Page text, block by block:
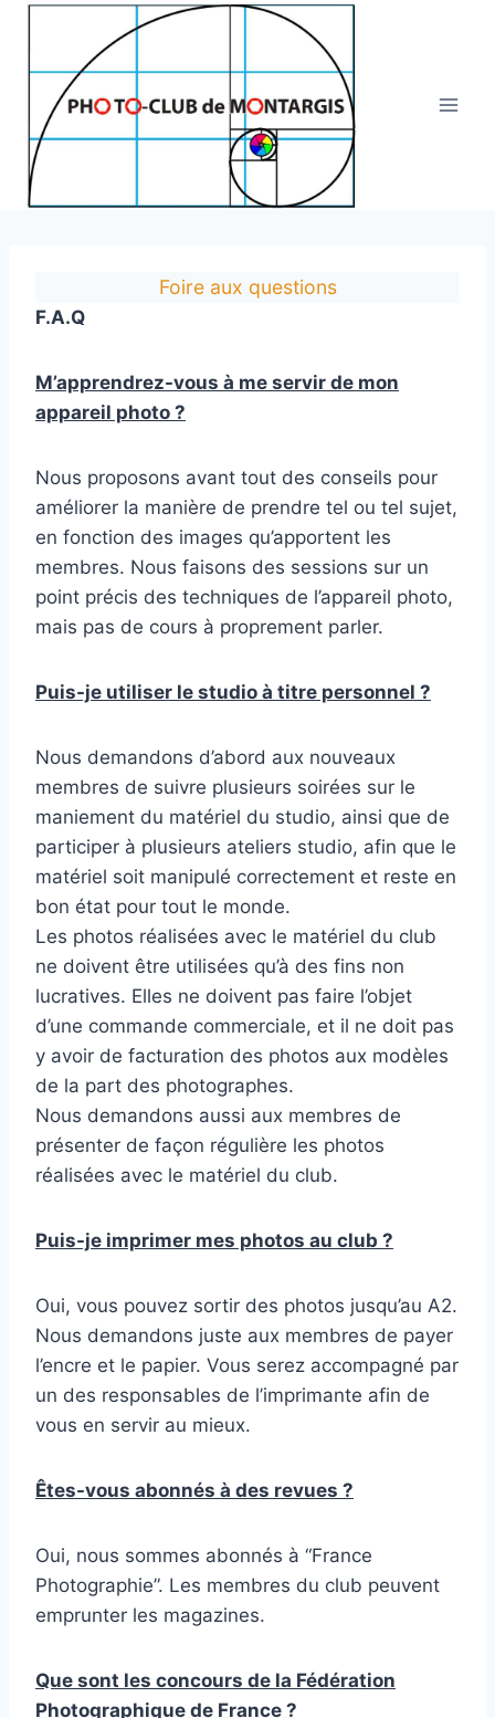
Aller
contenu
Foire aux questions
F.A.Q
M’apprendrez-vous à me servir de mon
appareil photo ?
Nous proposons avant tout des conseils pour
améliorer la manière de prendre tel ou tel sujet,
en fonction des images qu’apportent les
membres. Nous faisons des sessions sur un
point précis des techniques de l’appareil photo,
mais pas de cours à proprement parler.
Puis-je utiliser le studio à titre personnel ?
Nous demandons d’abord aux nouveaux
membres de suivre plusieurs soirées sur le
maniement du matériel du studio, ainsi que de
participer à plusieurs ateliers studio, afin que le
matériel soit manipulé correctement et reste en
bon état pour tout le monde.
Les photos réalisées avec le matériel du club
ne doivent être utilisées qu’à des fins non
lucratives. Elles ne doivent pas faire l’objet
d’une commande commerciale, et il ne doit pas
y avoir de facturation des photos aux modèles
de la part des photographes.
Nous demandons aussi aux membres de
présenter de façon régulière les photos
réalisées avec le matériel du club.
Puis-je imprimer mes photos au club ?
Oui, vous pouvez sortir des photos jusqu’au A2.
Nous demandons juste aux membres de payer
l’encre et le papier. Vous serez accompagné par
un des responsables de l’imprimante afin de
vous en servir au mieux.
Êtes-vous abonnés à des revues ?
Oui, nous sommes abonnés à “France
Photographie”. Les membres du club peuvent
emprunter les magazines.
Que sont les concours de la Fédération
Photographique de France ?